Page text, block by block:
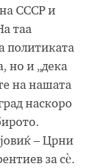
СССР и
таа
политиката
но и „дека
на нашата
наскоро
– Црни
за сѐ.